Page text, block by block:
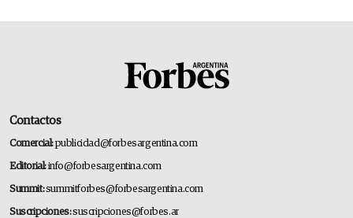
Contactos
Comercial:publicidad@forbesargentina.com
Editorial:info@forbesargentina.com
Summit:summitforbes@forbesargentina.com
Suscripciones:suscripciones@forbes.ar